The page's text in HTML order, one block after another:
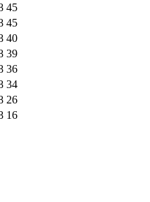
45
45
40
39
36
34
26
16